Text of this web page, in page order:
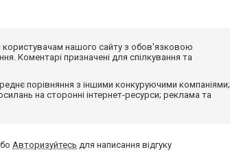
користувачам нашого сайту з обов'язковою
Коментарі призначені для спілкування та
порівняння з іншими конкуруючими компаніями;
на сторонні інтернет-ресурси; реклама та
Авторизуйтесь для написання відгуку